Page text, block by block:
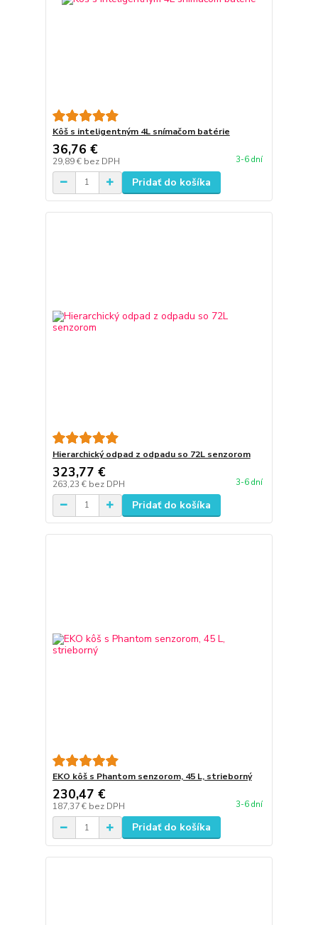
Kôš s inteligentným 4L snímačom batérie
36,76 €
29,89 € bez DPH 3-6 dní
Pridať do košíka
Hierarchický odpad z odpadu so 72L senzorom
323,77 €
263,23 € bez DPH 3-6 dní
Pridať do košíka
EKO kôš s Phantom senzorom, 45 L, strieborný
230,47 €
187,37 € bez DPH 3-6 dní
Pridať do košíka